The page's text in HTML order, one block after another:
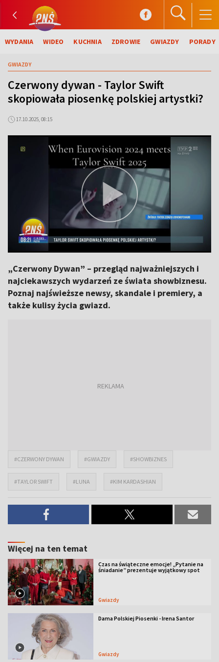
WYDANIA WIDEO KUCHNIA ZDROWIE GWIAZDY PORADY
GWIAZDY
Czerwony dywan - Taylor Swift
skopiowała piosenkę polskiej artystki?
17.10.2025, 08:15
„Czerwony Dywan” – przegląd najważniejszych i
najciekawszych wydarzeń ze świata showbiznesu.
Poznaj najświeższe newsy, skandale i premiery, a
także kulisy życia gwiazd.
#CZERWONY DYWAN #GWIAZDY #SHOWBIZNES
#TAYLOR SWIFT #LUNA #KIM KARDASHIAN
Więcej na ten temat
Czas na świąteczne emocje! „Pytanie na
śniadanie” prezentuje wyjątkowy spot
Gwiazdy
Dama Polskiej Piosenki - Irena Santor
Gwiazdy